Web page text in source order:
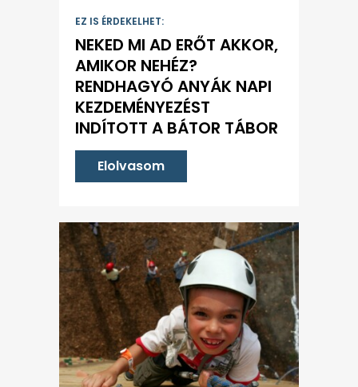
EZ IS ÉRDEKELHET:
NEKED MI AD ERŐT AKKOR,
AMIKOR NEHÉZ?
RENDHAGYÓ ANYÁK NAPI
KEZDEMÉNYEZÉST
INDÍTOTT A BÁTOR TÁBOR
Elolvasom